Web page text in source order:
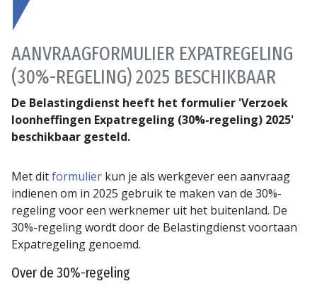
AANVRAAGFORMULIER EXPATREGELING
(30%-REGELING) 2025 BESCHIKBAAR
De Belastingdienst heeft het formulier 'Verzoek
loonheffingen Expatregeling (30%-regeling) 2025'
beschikbaar gesteld.
Met ditformulier kun je als werkgever een aanvraag
indienen om in 2025 gebruik te maken van de 30%-
regeling voor een werknemer uit het buitenland. De
30%-regeling wordt door de Belastingdienst voortaan
Expatregeling genoemd.
Over de 30%-regeling